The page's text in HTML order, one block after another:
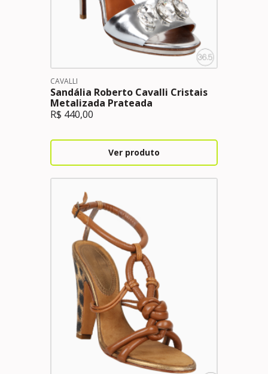
CAVALLI
Sandália Roberto Cavalli Cristais
Metalizada Prateada
R$ 440,00
Ver produto